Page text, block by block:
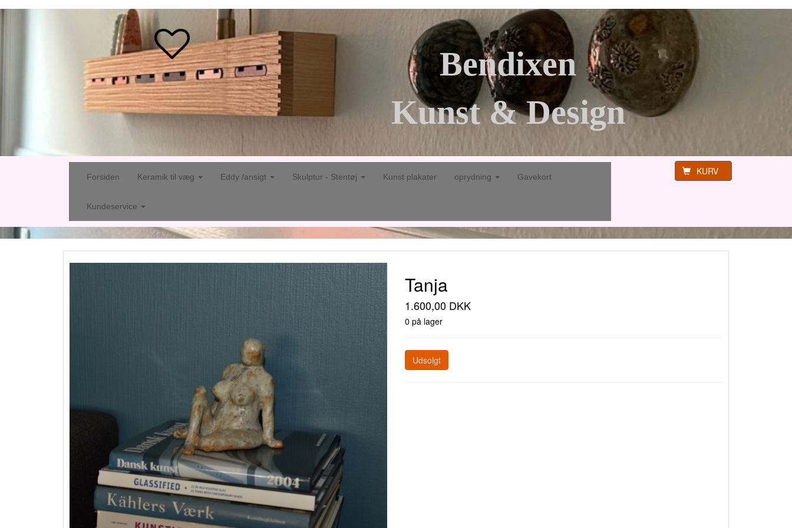
Bendixen
Kunst & Design
Forsiden Keramik til væg Eddy /ansigt Skulptur - Stentøj Kunst plakater oprydning Gavekort
Kundeservice
KURV
Tanja
1.600,00 DKK
0 på lager
Udsolgt